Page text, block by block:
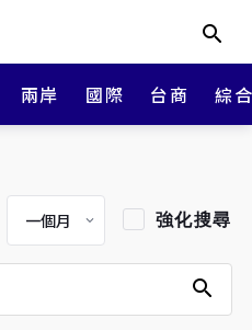
兩岸 國際 台商 綜
強化搜尋